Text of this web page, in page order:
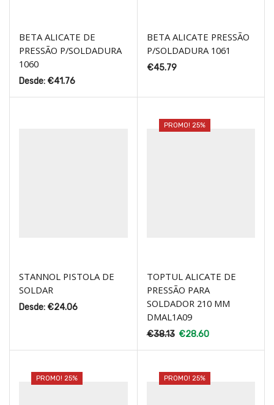
BETA ALICATE DE
PRESSÃO P/SOLDADURA
1060
Desde: €41.76
BETA ALICATE PRESSÃO
P/SOLDADURA 1061
€45.79
STANNOL PISTOLA DE
SOLDAR
Desde: €24.06
PROMO! 25%
TOPTUL ALICATE DE
PRESSÃO PARA
SOLDADOR 210 MM
DMAL1A09
€38.13 €28.60
PROMO! 25% PROMO! 25%